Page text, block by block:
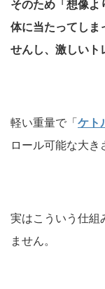
そのため「想像よ
体に当たってしま
せんし、激しいト
軽い重量で「ケト
ロール可能な大き
実はこういう仕組
ません。